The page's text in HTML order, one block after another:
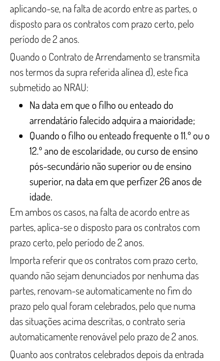
aplicando-se, na falta de acordo entre as partes, o
disposto para os contratos com prazo certo, pelo
período de 2 anos.
Quando o Contrato de Arrendamento se transmita
nos termos da supra referida alínea d), este fica
submetido ao NRAU:
Na data em que o filho ou enteado do
arrendatário falecido adquira a maioridade;
Quando o filho ou enteado frequente o 11.º ou o
12.º ano de escolaridade, ou curso de ensino
pós-secundário não superior ou de ensino
superior, na data em que perfizer 26 anos de
idade.
Em ambos os casos, na falta de acordo entre as
partes, aplica-se o disposto para os contratos com
prazo certo, pelo período de 2 anos.
Importa referir que os contratos com prazo certo,
quando não sejam denunciados por nenhuma das
partes, renovam-se automaticamente no fim do
prazo pelo qual foram celebrados, pelo que numa
das situações acima descritas, o contrato seria
automaticamente renovável pelo prazo de 2 anos.
Quanto aos contratos celebrados depois da entrada